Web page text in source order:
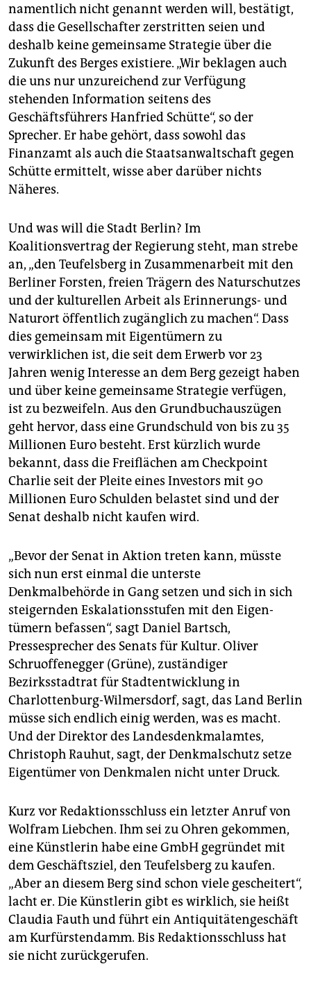
namentlich nicht genannt werden will, bestätigt,
dass die Gesellschafter zerstritten seien und
deshalb keine gemeinsame Strategie über die
Zukunft des Berges existiere. „Wir beklagen auch
die uns nur unzureichend zur Verfügung
stehenden Information seitens des
Geschäftsführers Hanfried Schütte“, so der
Sprecher. Er habe gehört, dass sowohl das
Finanzamt als auch die Staatsanwaltschaft gegen
Schütte ermittelt, wisse aber darüber nichts
Näheres.
Und was will die Stadt Berlin? Im
Koalitionsvertrag der Regierung steht, man strebe
an, „den Teufelsberg in Zusammenarbeit mit den
Berliner Forsten, freien Trägern des Naturschutzes
und der kulturellen Arbeit als Erinnerungs- und
Naturort öffentlich zugänglich zu machen“. Dass
dies gemeinsam mit Eigentümern zu
verwirklichen ist, die seit dem Erwerb vor 23
Jahren wenig Interesse an dem Berg gezeigt haben
und über keine gemeinsame Strategie verfügen,
ist zu bezweifeln. Aus den Grundbuchauszügen
geht hervor, dass eine Grundschuld von bis zu 35
Millionen Euro besteht. Erst kürzlich wurde
bekannt, dass die Freiflächen am Checkpoint
Charlie seit der Pleite eines Investors mit 90
Millionen Euro Schulden belastet sind und der
Senat deshalb nicht kaufen wird.
„Bevor der Senat in Aktion treten kann, müsste
sich nun erst einmal die unterste
Denkmalbehörde in Gang setzen und sich in sich
steigernden Es­ka­la­tionsstufen mit den Eigen­
tümern befassen“, sagt Daniel Bartsch,
Pressesprecher des Senats für Kultur. Oliver
Schruoffenegger (Grüne), zuständiger
Bezirksstadtrat für Stadtentwicklung in
Charlottenburg-Wilmersdorf, sagt, das Land Berlin
müsse sich endlich einig werden, was es macht.
Und der Direktor des Landesdenkmalamtes,
Christoph Rauhut, sagt, der Denkmalschutz setze
Eigentümer von Denkmalen nicht unter Druck.
Kurz vor Redaktionsschluss ein letzter Anruf von
Wolfram Liebchen. Ihm sei zu Ohren gekommen,
eine Künstlerin habe eine GmbH gegründet mit
dem Geschäftsziel, den Teufelsberg zu kaufen.
„Aber an diesem Berg sind schon viele gescheitert“,
lacht er. Die Künstlerin gibt es wirklich, sie heißt
Claudia Fauth und führt ein Antiquitätengeschäft
am Kurfürstendamm. Bis Redaktionsschluss hat
sie nicht zurückgerufen.